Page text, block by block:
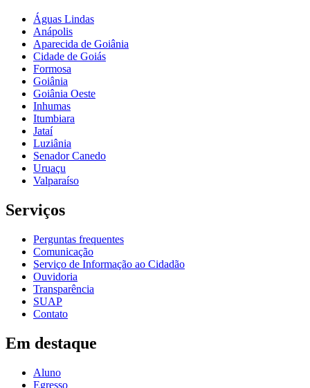
Águas Lindas
Anápolis
Aparecida de Goiânia
Cidade de Goiás
Formosa
Goiânia
Goiânia Oeste
Inhumas
Itumbiara
Jataí
Luziânia
Senador Canedo
Uruaçu
Valparaíso
Serviços
Perguntas frequentes
Comunicação
Serviço de Informação ao Cidadão
Ouvidoria
Transparência
SUAP
Contato
Em destaque
Aluno
Egresso